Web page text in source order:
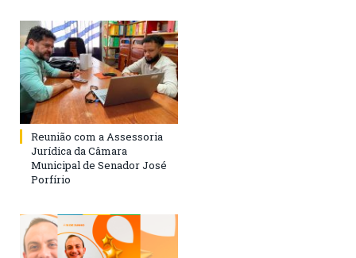
Reunião com a Assessoria
Jurídica da Câmara
Municipal de Senador José
Porfírio